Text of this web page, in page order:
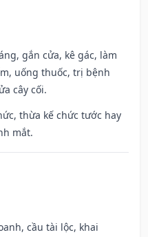
gắn cửa, kê gác, làm
uống thuốc, trị bệnh
cây cối.
thừa kế chức tước hay
mắt.
cầu tài lộc, khai